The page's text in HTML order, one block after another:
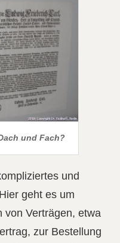
und Fach?
und
geht es um
von Verträgen, etwa
zur Bestellung